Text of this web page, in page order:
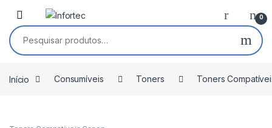
Saltar para navegação
Pular para o conteúdo
0
Pesquisar por:
Início Consumíveis Toners Toners